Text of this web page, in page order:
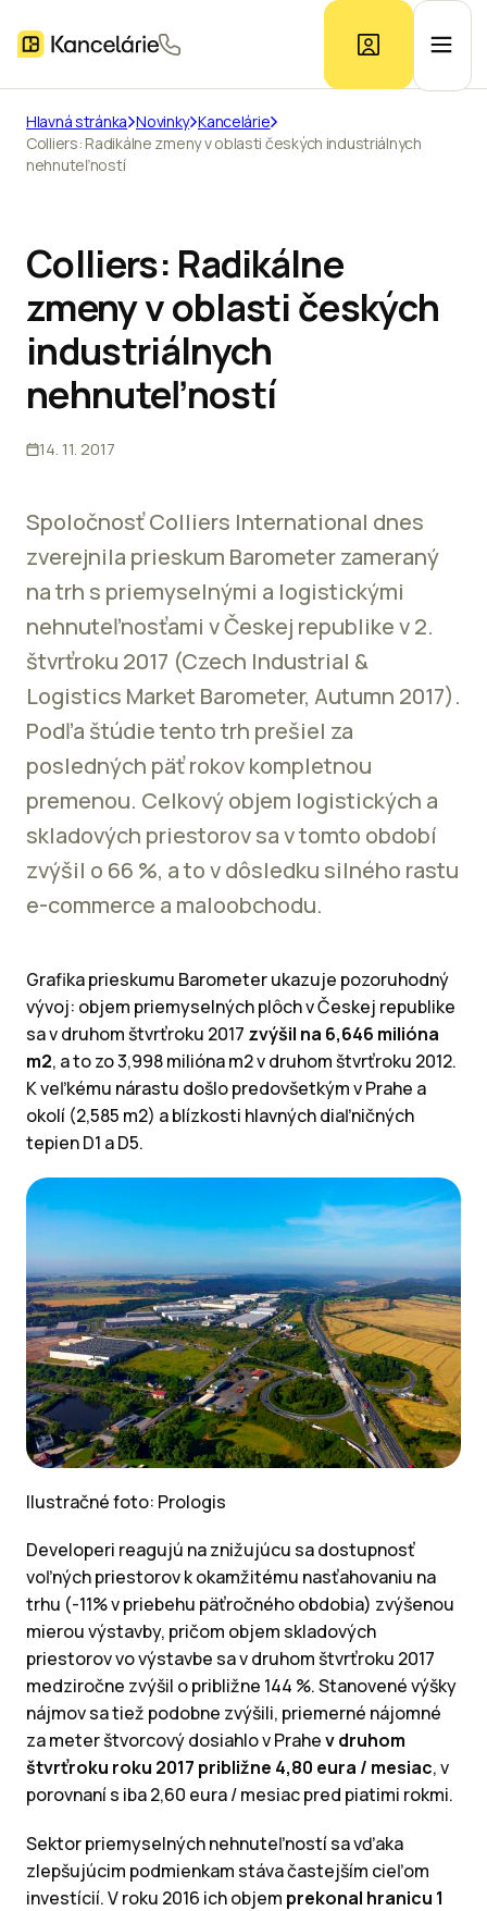
Ponuka kancelárií
Kontakt
Hlavná stránka Novinky Kancelárie
Colliers: Radikálne zmeny v oblasti českých industriálnych
nehnuteľností
Colliers: Radikálne
zmeny v oblasti českých
industriálnych
nehnuteľností
14. 11. 2017
Spoločnosť Colliers International dnes
zverejnila prieskum Barometer zameraný
na trh s priemyselnými a logistickými
nehnuteľnosťami v Českej republike v 2.
štvrťroku 2017 (Czech Industrial &
Logistics Market Barometer, Autumn 2017).
Podľa štúdie tento trh prešiel za
posledných päť rokov kompletnou
premenou. Celkový objem logistických a
skladových priestorov sa v tomto období
zvýšil o 66 %, a to v dôsledku silného rastu
e-commerce a maloobchodu.
Grafika prieskumu Barometer ukazuje pozoruhodný
vývoj: objem priemyselných plôch v Českej republike
sa v druhom štvrťroku 2017 zvýšil na 6,646 milióna
m2, a to zo 3,998 milióna m2 v druhom štvrťroku 2012.
K veľkému nárastu došlo predovšetkým v Prahe a
okolí (2,585 m2) a blízkosti hlavných diaľničných
tepien D1 a D5.
Ilustračné foto: Prologis
Developeri reagujú na znižujúcu sa dostupnosť
voľných priestorov k okamžitému nasťahovaniu na
trhu (-11% v priebehu päťročného obdobia) zvýšenou
mierou výstavby, pričom objem skladových
priestorov vo výstavbe sa v druhom štvrťroku 2017
medziročne zvýšil o približne 144 %. Stanovené výšky
nájmov sa tiež podobne zvýšili, priemerné nájomné
za meter štvorcový dosiahlo v Prahev druhom
štvrťroku roku 2017 približne 4,80 eura / mesiac, v
porovnaní s iba 2,60 eura / mesiac pred piatimi rokmi.
Sektor priemyselných nehnuteľností sa vďaka
zlepšujúcim podmienkam stáva častejším cieľom
investícií. V roku 2016 ich objem prekonal hranicu 1